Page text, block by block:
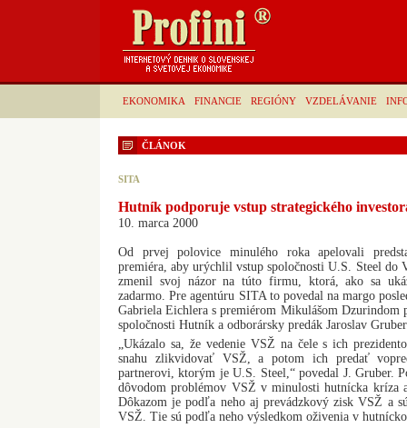
EKONOMIKA FINANCIE REGIÓNY VZDELÁVANIE
ČLÁNOK
SITA
Hutník podporuje vstup strategického
10. marca 2000
Od prvej polovice minulého roka apelovali
premiéra, aby urýchlil vstup spoločnosti U.S. Steel do
zmenil svoj názor na túto firmu, ktorá, ako sa
zadarmo. Pre agentúru SITA to povedal na margo
Gabriela Eichlera s premiérom Mikulášom Dzurindom
spoločnosti Hutník a odborársky predák Jaroslav
„Ukázalo sa, že vedenie VSŽ na čele s ich
snahu zlikvidovať VSŽ, a potom ich predať
partnerovi, ktorým je U.S. Steel,“ povedal J. Gruber.
dôvodom problémov VSŽ v minulosti hutnícka kríza
Dôkazom je podľa neho aj prevádzkový zisk VSŽ a
VSŽ. Tie sú podľa neho výsledkom oživenia v